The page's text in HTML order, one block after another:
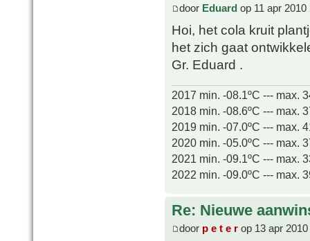
door Eduard op 11 apr 2010
Hoi, het cola kruit
het zich gaat
Gr. Eduard .
2017 min. -08.1ºC --- max.
2018 min. -08.6ºC --- max.
2019 min. -07.0ºC --- max.
2020 min. -05.0ºC --- max.
2021 min. -09.1ºC --- max.
2022 min. -09.0ºC --- max.
Re: Nieuwe
door p e t e r op 13 apr